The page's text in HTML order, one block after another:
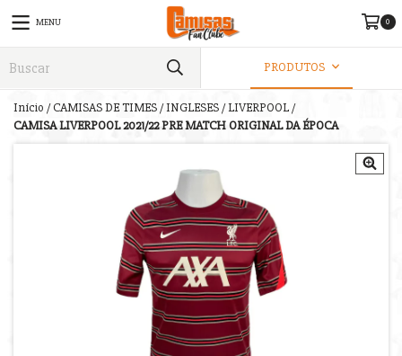
MENU 0
PRODUTOS
Início /CAMISAS DE TIMES/INGLESES/LIVERPOOL/
CAMISA LIVERPOOL 2021/22 PRE MATCH ORIGINAL DA ÉPOCA